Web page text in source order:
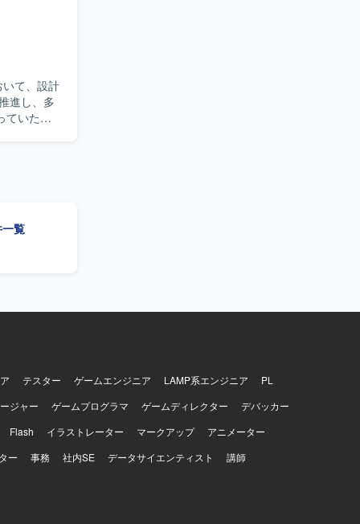
いて、設計
進し、多
ていただ
・スケ
ロジェ
ます。
、
、
な
、
覧
テスター ゲームエンジニア LAMP系エンジニア
PL
ジャー ゲームプログラマ ゲームディレクター
デバッカー
Flash イラストレーター マークアップ
アニメーター
ー 事務 社内SE データサイエンティスト 講師